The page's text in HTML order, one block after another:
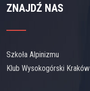
ZNAJDŹ NAS
Szkoła Alpinizmu
Klub Wysokogórski Kraków